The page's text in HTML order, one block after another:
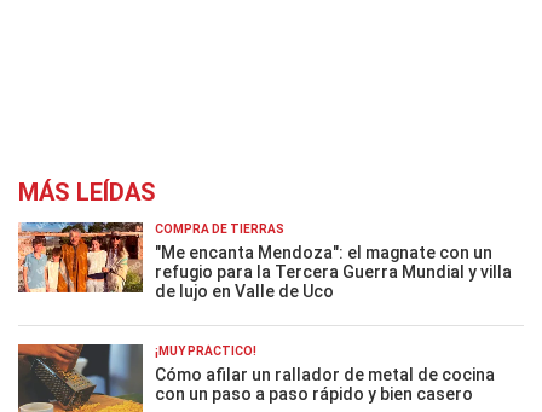
MÁS LEÍDAS
COMPRA DE TIERRAS
"Me encanta Mendoza": el magnate con un
refugio para la Tercera Guerra Mundial y villa
de lujo en Valle de Uco
¡MUY PRÁCTICO!
Cómo afilar un rallador de metal de cocina
con un paso a paso rápido y bien casero